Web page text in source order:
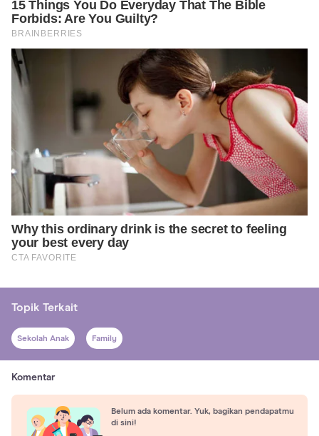
Topik Terkait
Sekolah Anak Family
Komentar
Belum ada komentar. Yuk, bagikan pendapatmu
di sini!